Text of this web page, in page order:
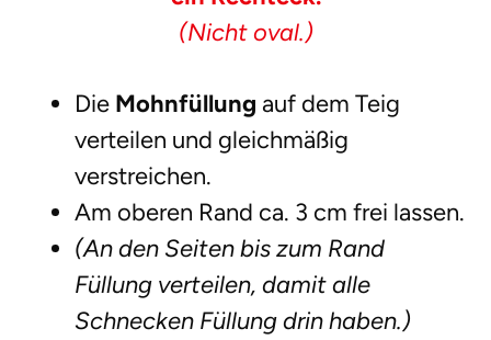
(Nicht oval.)
Die Mohnfüllung auf dem Teig
verteilen und gleichmäßig
verstreichen.
Am oberen Rand ca. 3 cm frei lassen.
(An den Seiten bis zum Rand
Füllung verteilen, damit alle
Schnecken Füllung drin haben.)